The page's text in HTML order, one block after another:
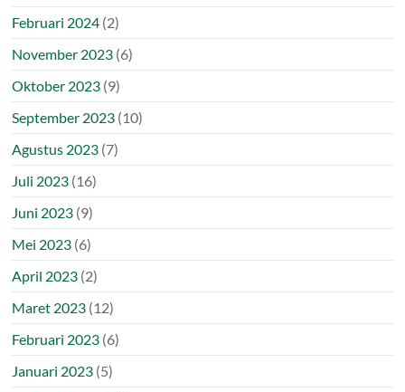
Februari 2024 (2)
November 2023 (6)
Oktober 2023 (9)
September 2023 (10)
Agustus 2023 (7)
Juli 2023 (16)
Juni 2023 (9)
Mei 2023 (6)
April 2023 (2)
Maret 2023 (12)
Februari 2023 (6)
Januari 2023 (5)